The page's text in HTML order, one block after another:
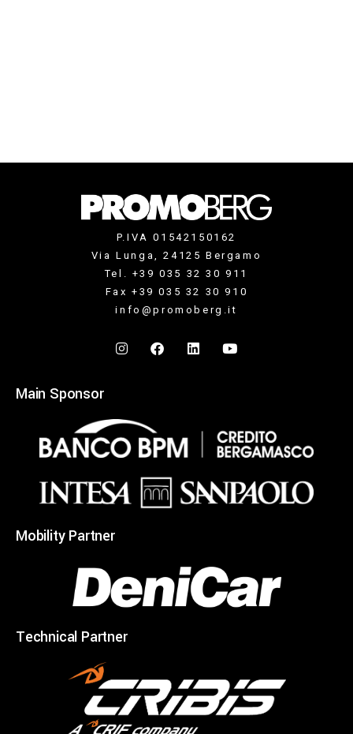
P.IVA 01542150162
Via Lunga, 24125 Bergamo
Tel. +39 035 32 30 911
Fax +39 035 32 30 910
info@promoberg.it
Main Sponsor
Mobility Partner
Technical Partner